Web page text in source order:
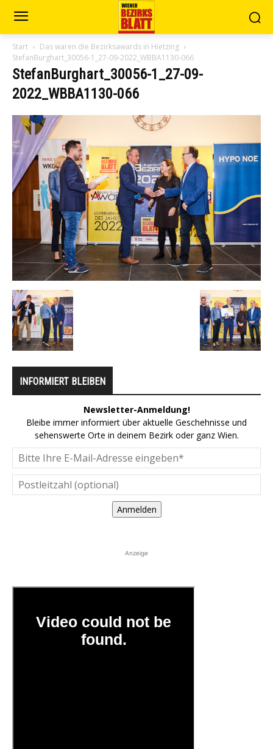
Start
Das waren die Bezirksawards in Hietzing
StefanBurghart_30056-1_27-09-2022_WBBA1130-066
StefanBurghart_30056-1_27-09-
2022_WBBA1130-066
INFORMIERT BLEIBEN
Newsletter-Anmeldung!
Bleibe immer informiert über aktuelle Geschehnisse und
sehenswerte Orte in deinem Bezirk oder ganz Wien.
Anmelden
Anzeige